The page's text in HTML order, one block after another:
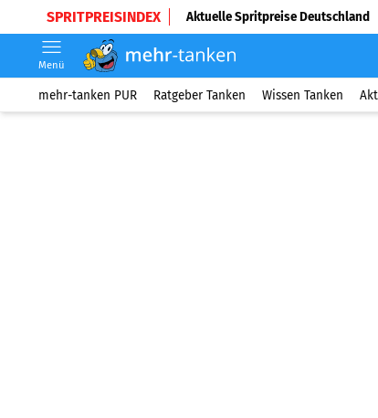
SPRITPREISINDEX Aktuelle Spritpreise Deutschland
Menü
mehr-tanken PUR Ratgeber Tanken Wissen Tanken